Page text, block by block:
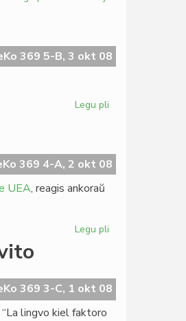
de
esperanto
369 5-B, 3 okt 08
Legu pli
sian
jubileon
369 4-A, 2 okt 08
UEA, reagis ankoraŭ
Legu pli
politikon
de
369 3-C, 1 okt 08
lingvo kiel faktoro